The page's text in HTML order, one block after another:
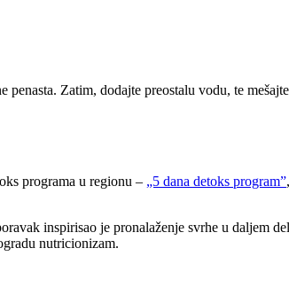
Zatim, dodajte preostalu vodu, te
programa u regionu – „5 dana detoks program”
inspirisao je pronalaženje svrhe u daljem
nutricionizam.